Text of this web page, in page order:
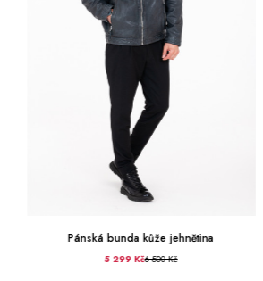
Pánská bunda kůže jehnětina
5 299 Kč6 500 Kč